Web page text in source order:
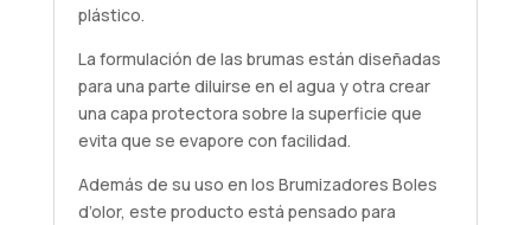
plástico.
La formulación de las brumas están diseñadas
para una parte diluirse en el agua y otra crear
una capa protectora sobre la superficie que
evita que se evapore con facilidad.
Además de su uso en los Brumizadores Boles
d’olor, este producto está pensado para